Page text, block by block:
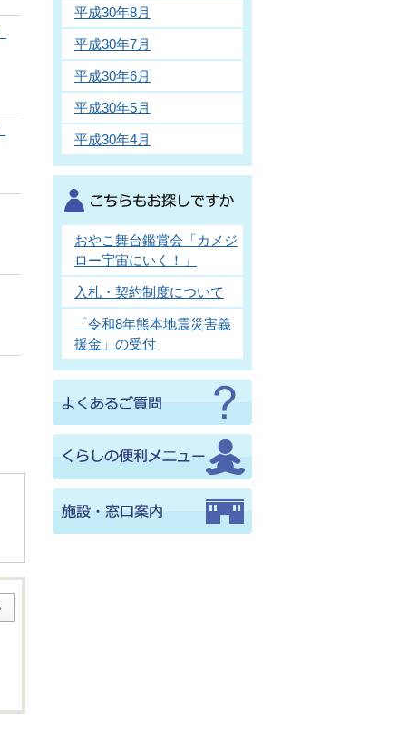
平成30年8月
平成30年7月
平成30年6月
平成30年5月
平成30年4月
おやこ舞台鑑賞会「カメジ
ロー宇宙にいく！」
入札・契約制度について
「令和8年熊本地震災害義
援金」の受付